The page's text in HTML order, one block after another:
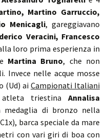
Martino Garruccio,
Menicagli, gareggiavano
Veracini, Francesco
loro prima esperienza in
e Martina Bruno, che non
Invece nelle acque mosse
(Ud) ai Campionati Italiani
triestinaAnnalisa
di bronzo nella
barca speciale da mare
con vari giri di boa con